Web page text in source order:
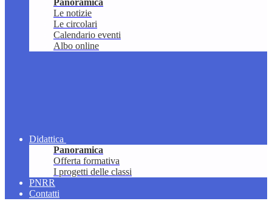
Panoramica
Le notizie
Le circolari
Calendario eventi
Albo online
Didattica
Panoramica
Offerta formativa
I progetti delle classi
PNRR
Contatti